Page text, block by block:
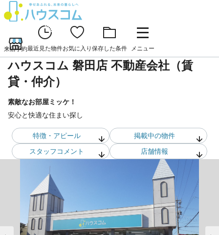
来店予約最近見た物件お気に入り 保存した条件 メニュー
ハウスコム 磐田店 不動産会社（賃
貸・仲介）
素敵なお部屋ミッケ！
安心と快適な住まい探し
特徴・アピール
掲載中の物件
スタッフコメント 店舗情報